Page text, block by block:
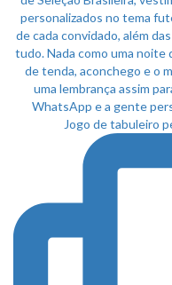
Jogo de tabuleiro